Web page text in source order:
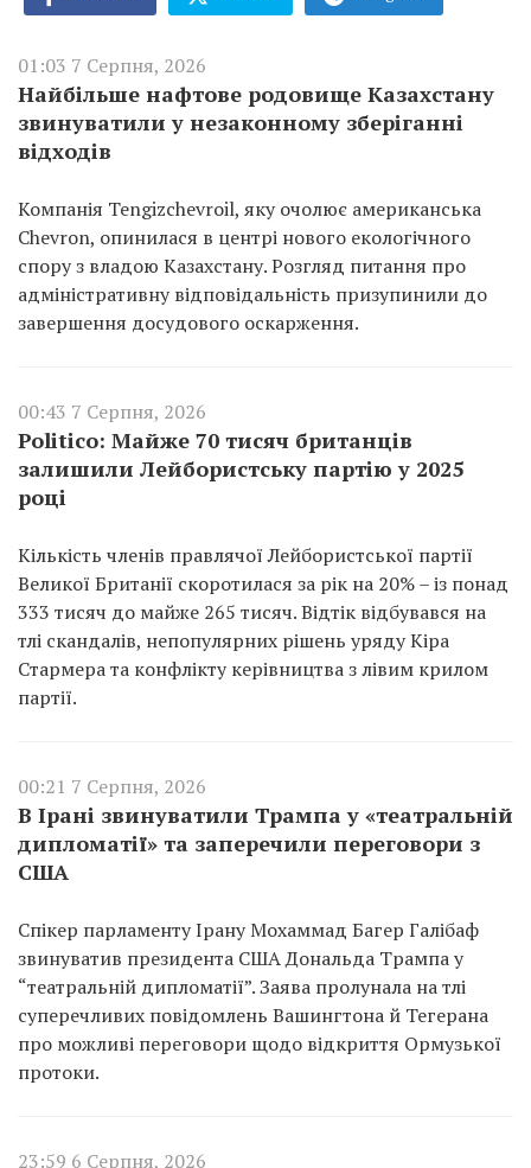
01:03 7 Серпня, 2026
Найбільше нафтове родовище Казахстану
звинуватили у незаконному зберіганні
відходів
Компанія Tengizchevroil, яку очолює американська
Chevron, опинилася в центрі нового екологічного
спору з владою Казахстану. Розгляд питання про
адміністративну відповідальність призупинили до
завершення досудового оскарження.
00:43 7 Серпня, 2026
Politico: Майже 70 тисяч британців
залишили Лейбористську партію у 2025
році
Кількість членів правлячої Лейбористської партії
Великої Британії скоротилася за рік на 20% – із понад
333 тисяч до майже 265 тисяч. Відтік відбувався на
тлі скандалів, непопулярних рішень уряду Кіра
Стармера та конфлікту керівництва з лівим крилом
партії.
00:21 7 Серпня, 2026
В Ірані звинуватили Трампа у «театральній
дипломатії» та заперечили переговори з
США
Спікер парламенту Ірану Мохаммад Багер Галібаф
звинуватив президента США Дональда Трампа у
“театральній дипломатії”. Заява пролунала на тлі
суперечливих повідомлень Вашингтона й Тегерана
про можливі переговори щодо відкриття Ормузької
протоки.
23:59 6 Серпня, 2026